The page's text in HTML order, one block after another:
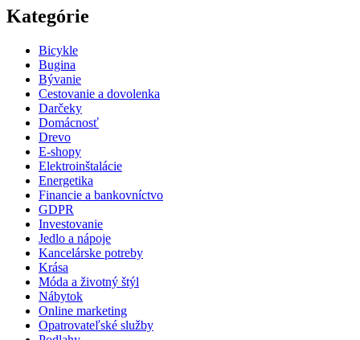
Kategórie
Bicykle
Bugina
Bývanie
Cestovanie a dovolenka
Darčeky
Domácnosť
Drevo
E-shopy
Elektroinštalácie
Energetika
Financie a bankovníctvo
GDPR
Investovanie
Jedlo a nápoje
Kancelárske potreby
Krása
Móda a životný štýl
Nábytok
Online marketing
Opatrovateľské služby